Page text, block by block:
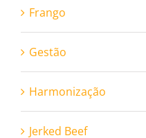
Frango
Gestão
Harmonização
Jerked Beef